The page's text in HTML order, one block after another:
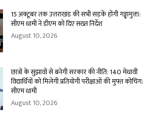
15 अक्टूबर तक उत्तराखंड की सभी सड़कें होंगी गड्ढामुक्त:
सीएम धामी ने डीएम को दिए सख्त निर्देश
August 10, 2026
छात्रों के सुझावों से बनेगी सरकार की नीति: 140 मेधावी
विद्यार्थियों को मिलेगी प्रतियोगी परीक्षाओं की मुफ्त कोचिंग:
सीएम धामी
August 10, 2026